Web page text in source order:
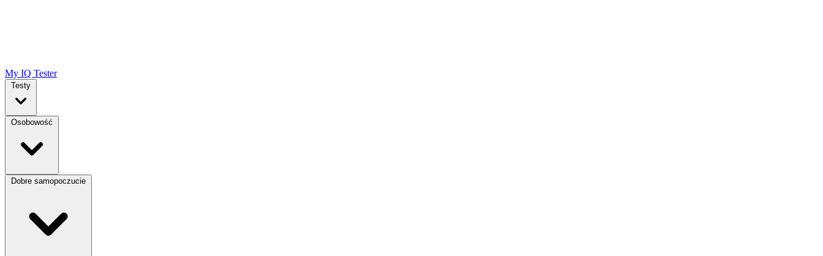
My IQ Tester
Testy
Osobowość
Dobre samopoczucie